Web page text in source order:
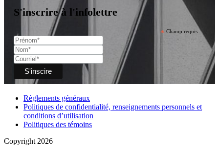
S'inscrire à l'infolettre
* Champ requis
Règlements généraux
Politiques de confidentialité, renseignements personnels et
conditions d’utilisation
Politiques des témoins
Copyright 2026